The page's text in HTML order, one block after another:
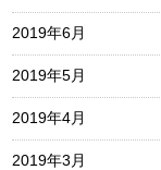
2019年6月
2019年5月
2019年4月
2019年3月